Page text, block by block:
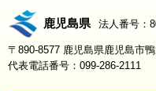
鹿児島県 法人番号：
〒890-8577 鹿児島県鹿児島市
代表電話番号：099-286-2111